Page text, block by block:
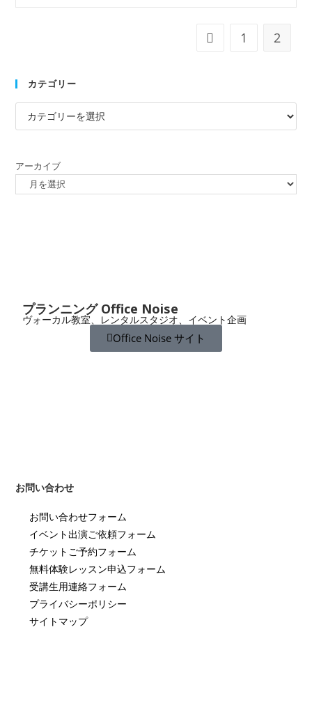
1 2
カテゴリー
アーカイブ
プランニング Office Noise
ヴォーカル教室、レンタルスタジオ、イベント企画
Office Noise サイト
お問い合わせ
お問い合わせフォーム
イベント出演ご依頼フォーム
チケットご予約フォーム
無料体験レッスン申込フォーム
受講生用連絡フォーム
プライバシーポリシー
サイトマップ